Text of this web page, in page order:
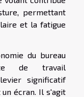
permettant
et la fatigue
du bureau
de travail
significatif
écran. Il s'agit